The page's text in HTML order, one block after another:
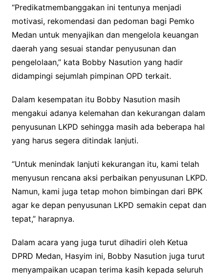
“Predikatmembanggakan ini tentunya menjadi
motivasi, rekomendasi dan pedoman bagi Pemko
Medan untuk menyajikan dan mengelola keuangan
daerah yang sesuai standar penyusunan dan
pengelolaan,” kata Bobby Nasution yang hadir
didampingi sejumlah pimpinan OPD terkait.
Dalam kesempatan itu Bobby Nasution masih
mengakui adanya kelemahan dan kekurangan dalam
penyusunan LKPD sehingga masih ada beberapa hal
yang harus segera ditindak lanjuti.
“Untuk menindak lanjuti kekurangan itu, kami telah
menyusun rencana aksi perbaikan penyusunan LKPD.
Namun, kami juga tetap mohon bimbingan dari BPK
agar ke depan penyusunan LKPD semakin cepat dan
tepat,” harapnya.
Dalam acara yang juga turut dihadiri oleh Ketua
DPRD Medan, Hasyim ini, Bobby Nasution juga turut
menyampaikan ucapan terima kasih kepada seluruh